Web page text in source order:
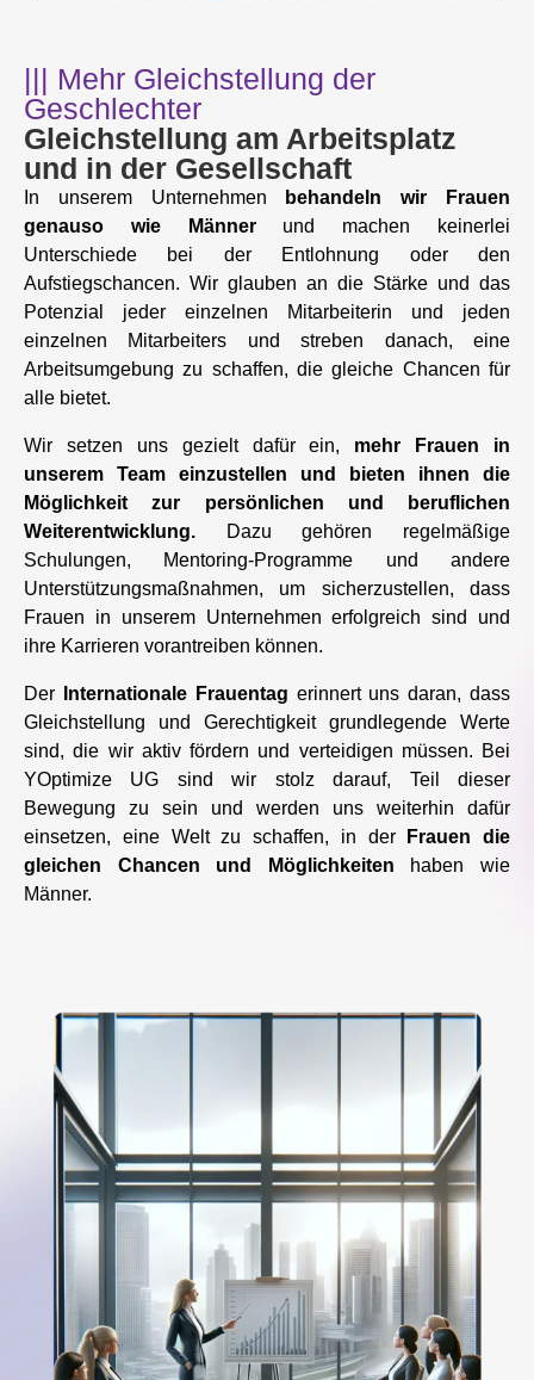
||| Mehr Gleichstellung der
Geschlechter
Gleichstellung am Arbeitsplatz
und in der Gesellschaft
In unserem Unternehmen
behandeln wir Frauen
genauso wie Männerund machen keinerlei
Unterschiede bei der Entlohnung oder den
Aufstiegschancen. Wir glauben an die Stärke und das
Potenzial jeder einzelnen Mitarbeiterin und jeden
einzelnen Mitarbeiters und streben danach, eine
Arbeitsumgebung zu schaffen, die gleiche Chancen für
alle bietet.
Wir setzen uns gezielt dafür ein, mehr Frauen in
unserem Team einzustellen und bieten ihnen die
Möglichkeit zur persönlichen und beruflichen
Weiterentwicklung. Dazu gehören regelmäßige
Schulungen, Mentoring-Programme und andere
Unterstützungsmaßnahmen, um sicherzustellen, dass
Frauen in unserem Unternehmen erfolgreich sind und
ihre Karrieren vorantreiben können.
Der Internationale Frauentag erinnert uns daran, dass
Gleichstellung und Gerechtigkeit grundlegende Werte
sind, die wir aktiv fördern und verteidigen müssen. Bei
YOptimize UG sind wir stolz darauf, Teil dieser
Bewegung zu sein und werden uns weiterhin dafür
einsetzen, eine Welt zu schaffen, in der
Frauen die
gleichen Chancen und Möglichkeiten haben wie
Männer.